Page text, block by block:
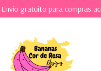
Envio gratuito para compras